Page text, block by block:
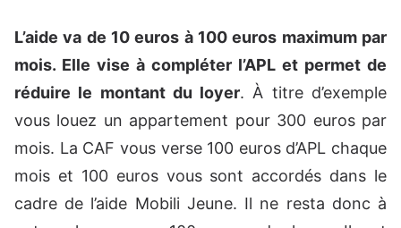
L’aide va de 10 euros à 100 euros maximum par
mois. Elle vise à compléter l’APL et permet de
réduire le montant du loyer. À titre d’exemple
vous louez un appartement pour 300 euros par
mois. La CAF vous verse 100 euros d’APL chaque
mois et 100 euros vous sont accordés dans le
cadre de l’aide Mobili Jeune. Il ne resta donc à